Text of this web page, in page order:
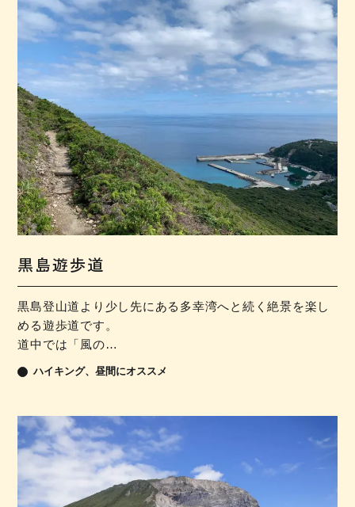
黒島遊歩道
黒島登山道より少し先にある多幸湾へと続く絶景を楽し
める遊歩道です。
道中では「風の…
ハイキング 昼間にオススメ